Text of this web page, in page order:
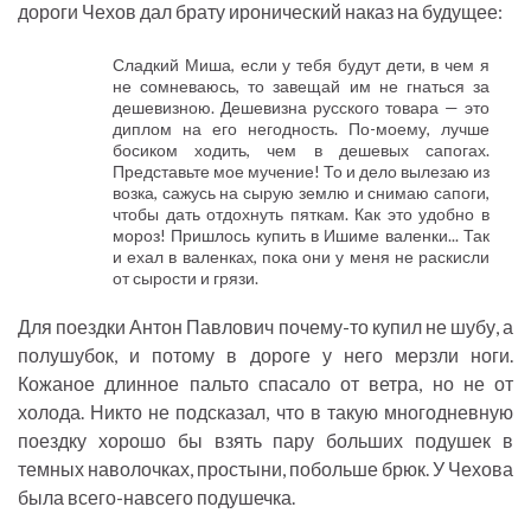
дороги Чехов дал брату иронический наказ на будущее:
Сладкий Миша, если у тебя будут дети, в чем я
не сомневаюсь, то завещай им не гнаться за
дешевизною. Дешевизна русского товара — это
диплом на его негодность. По-моему, лучше
босиком ходить, чем в дешевых сапогах.
Представьте мое мучение! То и дело вылезаю из
возка, сажусь на сырую землю и снимаю сапоги,
чтобы дать отдохнуть пяткам. Как это удобно в
мороз! Пришлось купить в Ишиме валенки... Так
и ехал в валенках, пока они у меня не раскисли
от сырости и грязи.
Для поездки Антон Павлович почему-то купил не шубу, а
полушубок, и потому в дороге у него мерзли ноги.
Кожаное длинное пальто спасало от ветра, но не от
холода. Никто не подсказал, что в такую многодневную
поездку хорошо бы взять пару больших подушек в
темных наволочках, простыни, побольше брюк. У Чехова
была всего-навсего подушечка.